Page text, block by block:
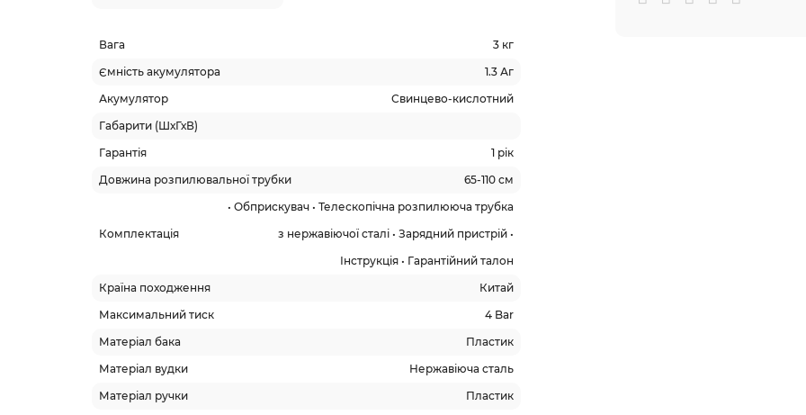
Вага
3 кг
Ємність акумулятора
1.3 Аг
Акумулятор
Свинцево-кислотний
Габарити (ШхГхВ)
Гарантія
1 рік
Довжина розпилювальної трубки
65-110 см
Комплектація
• Обприскувач • Телескопічна розпилююча трубка
з нержавіючої сталі • Зарядний пристрій •
Інструкція • Гарантійний талон
Країна походження
Китай
Максимальний тиск
4 Bar
Матеріал бака
Пластик
Матеріал вудки
Нержавіюча сталь
Матеріал ручки
Пластик